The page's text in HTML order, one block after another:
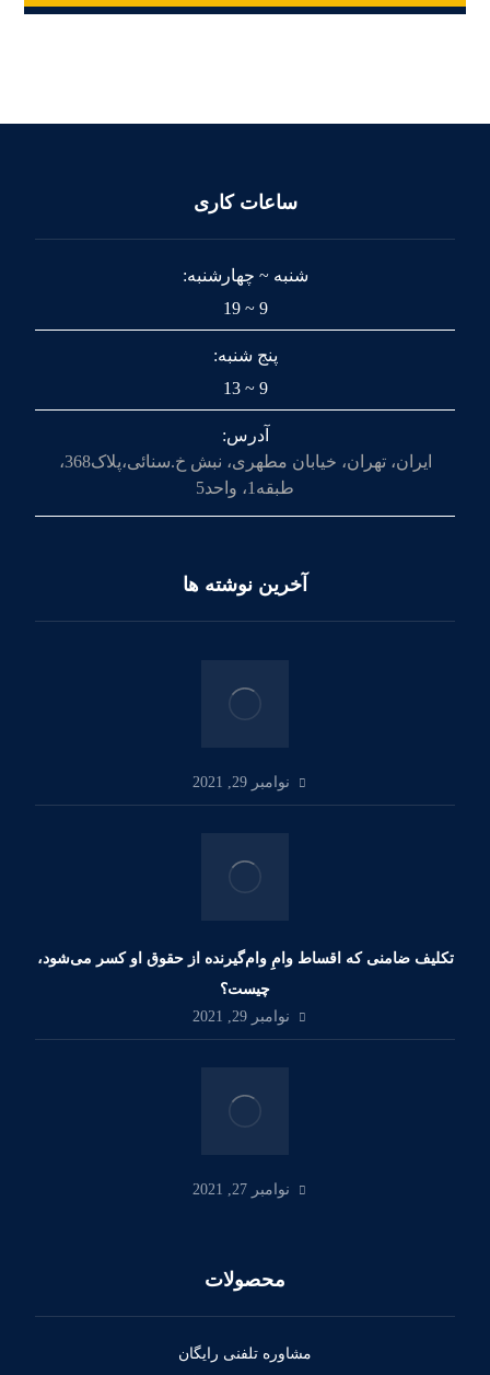
ساعات کاری
شنبه ~ چهارشنبه:
9 ~ 19
پنج شنبه:
9 ~ 13
آدرس:
ایران، تهران، خیابان مطهری، نبش خ.سنائی،پلاک368،
طبقه1، واحد5
آخرین نوشته ها
نوامبر 29, 2021
تکلیف ضامنی که اقساط وامِ وام‌گیرنده از حقوق او کسر می‌شود،
چیست؟
نوامبر 29, 2021
نوامبر 27, 2021
محصولات
مشاوره تلفنی رایگان